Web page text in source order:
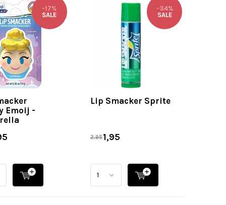
Emoij -
-17%
SALE
Lip Smacker Sprite
-34%
SALE
2,951,95